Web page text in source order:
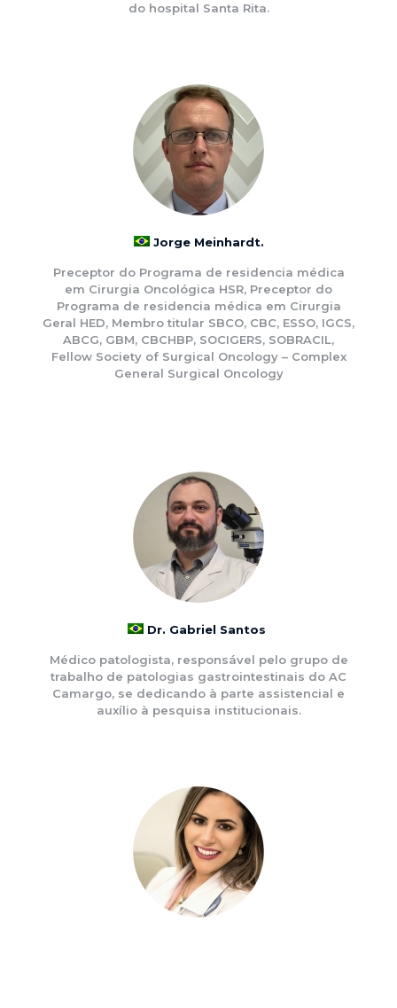
do hospital Santa Rita.
Jorge Meinhardt.
Preceptor do Programa de residencia médica
em Cirurgia Oncológica HSR, Preceptor do
Programa de residencia médica em Cirurgia
Geral HED, Membro titular SBCO, CBC, ESSO, IGCS,
ABCG, GBM, CBCHBP, SOCIGERS, SOBRACIL,
Fellow Society of Surgical Oncology – Complex
General Surgical Oncology
Dr. Gabriel Santos
Médico patologista, responsável pelo grupo de
trabalho de patologias gastrointestinais do AC
Camargo, se dedicando à parte assistencial e
auxílio à pesquisa institucionais.